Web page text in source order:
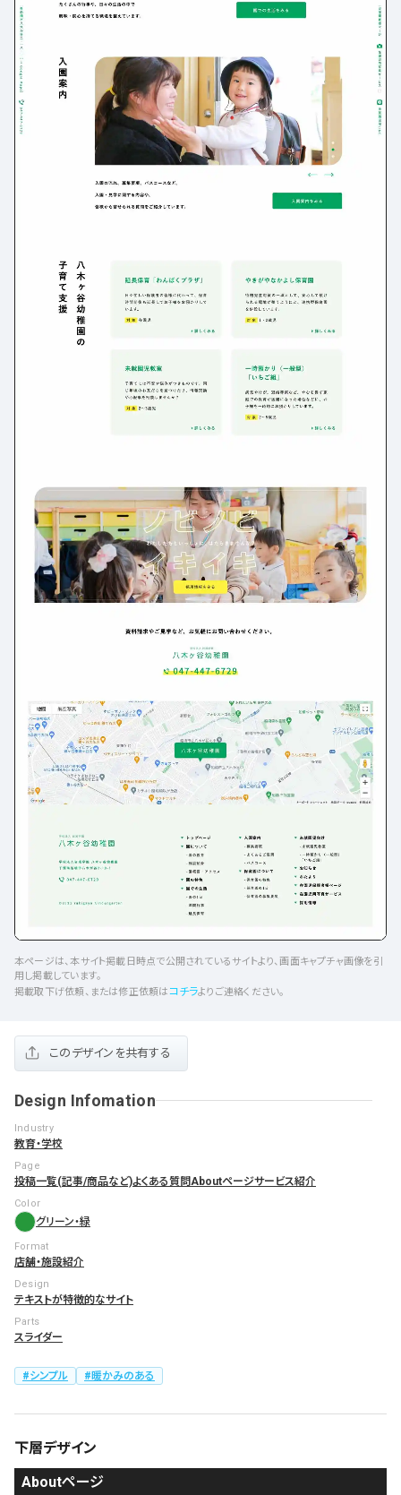
本ページは、本サイト掲載日時点で公開されているサイトより、画面キャプチャ画像を引
用し掲載しています。
掲載取下げ依頼、または修正依頼はコチラよりご連絡ください。
このデザインを共有する
Design Infomation
Industry
教育・学校
Page
投稿一覧(記事/商品など)よくある質問Aboutページサービス紹介
Color
グリーン・緑
Format
店舗・施設紹介
Design
テキストが特徴的なサイト
Parts
スライダー
シンプル 暖かみのある
下層デザイン
Aboutページ